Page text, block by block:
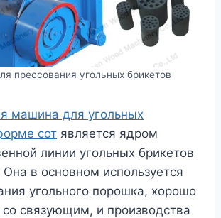
прессования угольных брикетов
машина для угольных
сот является ядром
линии угольных брикетов
в основном используется
угольного порошка, хорошо
связующим, и производства